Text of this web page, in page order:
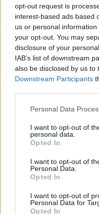
opt-out request is
interest-based ads based
us or personal
your opt-out. You may
disclosure of your
IAB’s list of downstream
also be disclosed by us to
Downstream Participants
Please note that this
not limited to your visit or
grant or deny consent to
use your data for below
consent section.
Personal Data
I want to opt-out of
personal data.
Opted In
I want to opt-out of
Personal Data.
Opted In
I want to opt-out of
Personal Data for
Opted In
Γερά οστά σε κάθε
βιταμίνες που
04.08.2026